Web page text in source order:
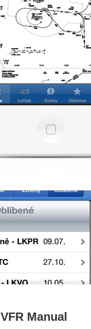
VFR Manual